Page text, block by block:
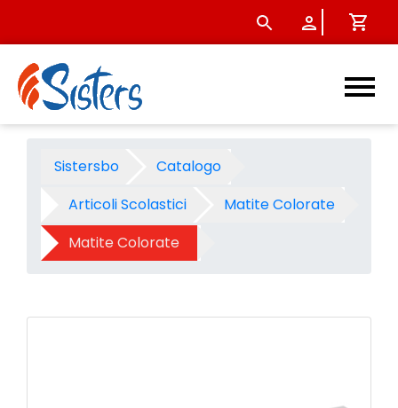
Pastelli Giotto supermina -
Sistersbo
Catalogo
Articoli Scolastici
Matite Colorate
Matite Colorate